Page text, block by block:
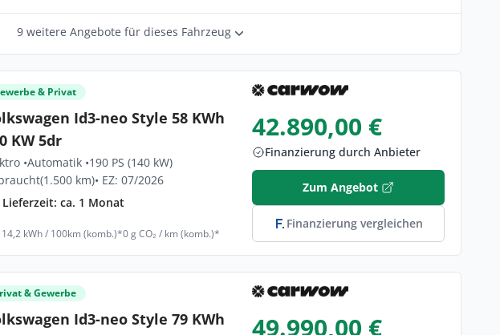
9 weitere Angebote für dieses Fahrzeug
& Privat
Id3-neo Style 58 KWh
KW 5dr
•Automatik •190 PS (140 kW)
(1.500 km)• EZ: 07/2026
Lieferzeit: ca. 1 Monat
14,2 kWh / 100km (komb.)*0 g CO₂ / km (komb.)*
42.890,00 €
Finanzierung durch Anbieter
Zum Angebot
Finanzierung vergleichen
& Gewerbe
Id3-neo Style 79 KWh
49.990,00 €